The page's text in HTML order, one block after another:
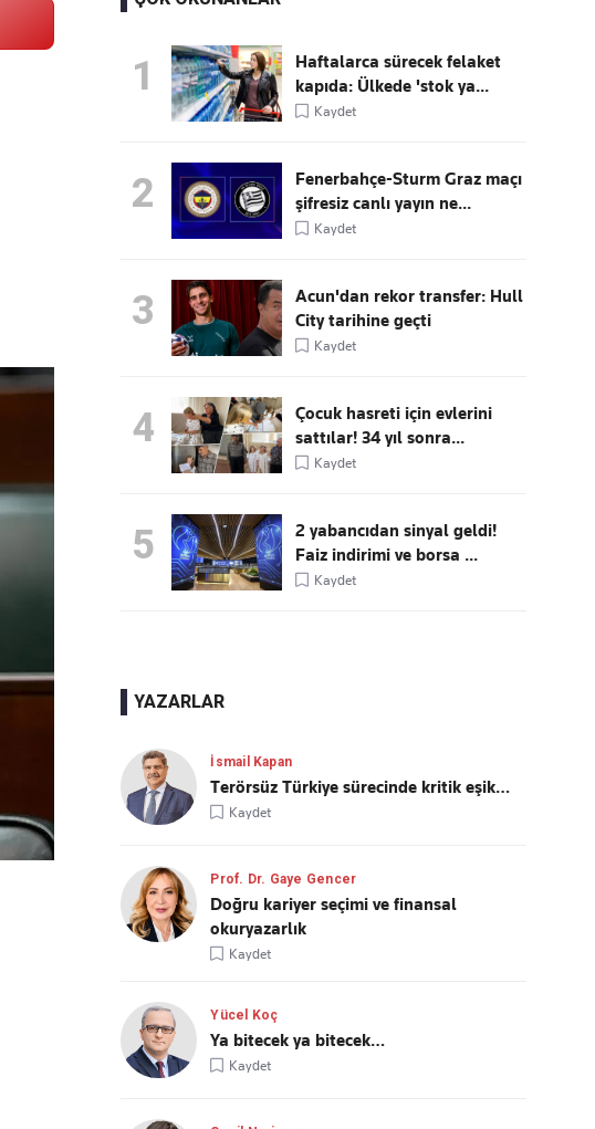
Kaçırmayın
Ücretsiz üye olun, gündemi
1
Haftalarca sürecek felaket
kapıda: Ülkede 'stok ya...
Kaydet
2
Fenerbahçe-Sturm Graz maçı
şifresiz canlı yayın ne...
Kaydet
3
Acun'dan rekor transfer: Hull
City tarihine geçti
Kaydet
4
Çocuk hasreti için evlerini
sattılar! 34 yıl sonra...
Kaydet
5
2 yabancıdan sinyal geldi!
Faiz indirimi ve borsa ...
Kaydet
YAZARLAR
İsmail Kapan
Terörsüz Türkiye sürecinde kritik eşik…
Kaydet
Prof. Dr. Gaye Gencer
Doğru kariyer seçimi ve finansal
okuryazarlık
Kaydet
Yücel Koç
Ya bitecek ya bitecek…
Kaydet